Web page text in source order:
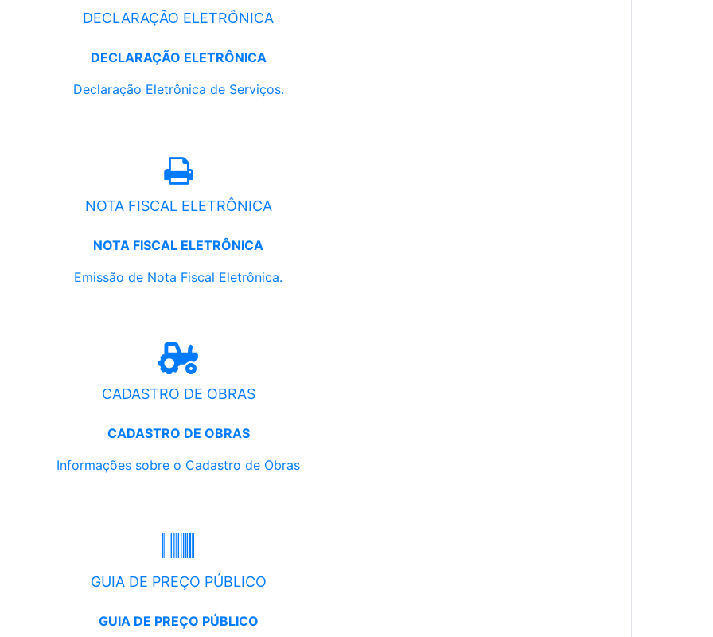
DECLARAÇÃO ELETRÔNICA
DECLARAÇÃO ELETRÔNICA
Declaração Eletrônica de Serviços.
NOTA FISCAL ELETRÔNICA
NOTA FISCAL ELETRÔNICA
Emissão de Nota Fiscal Eletrônica.
CADASTRO DE OBRAS
CADASTRO DE OBRAS
Informações sobre o Cadastro de Obras
GUIA DE PREÇO PÚBLICO
GUIA DE PREÇO PÚBLICO